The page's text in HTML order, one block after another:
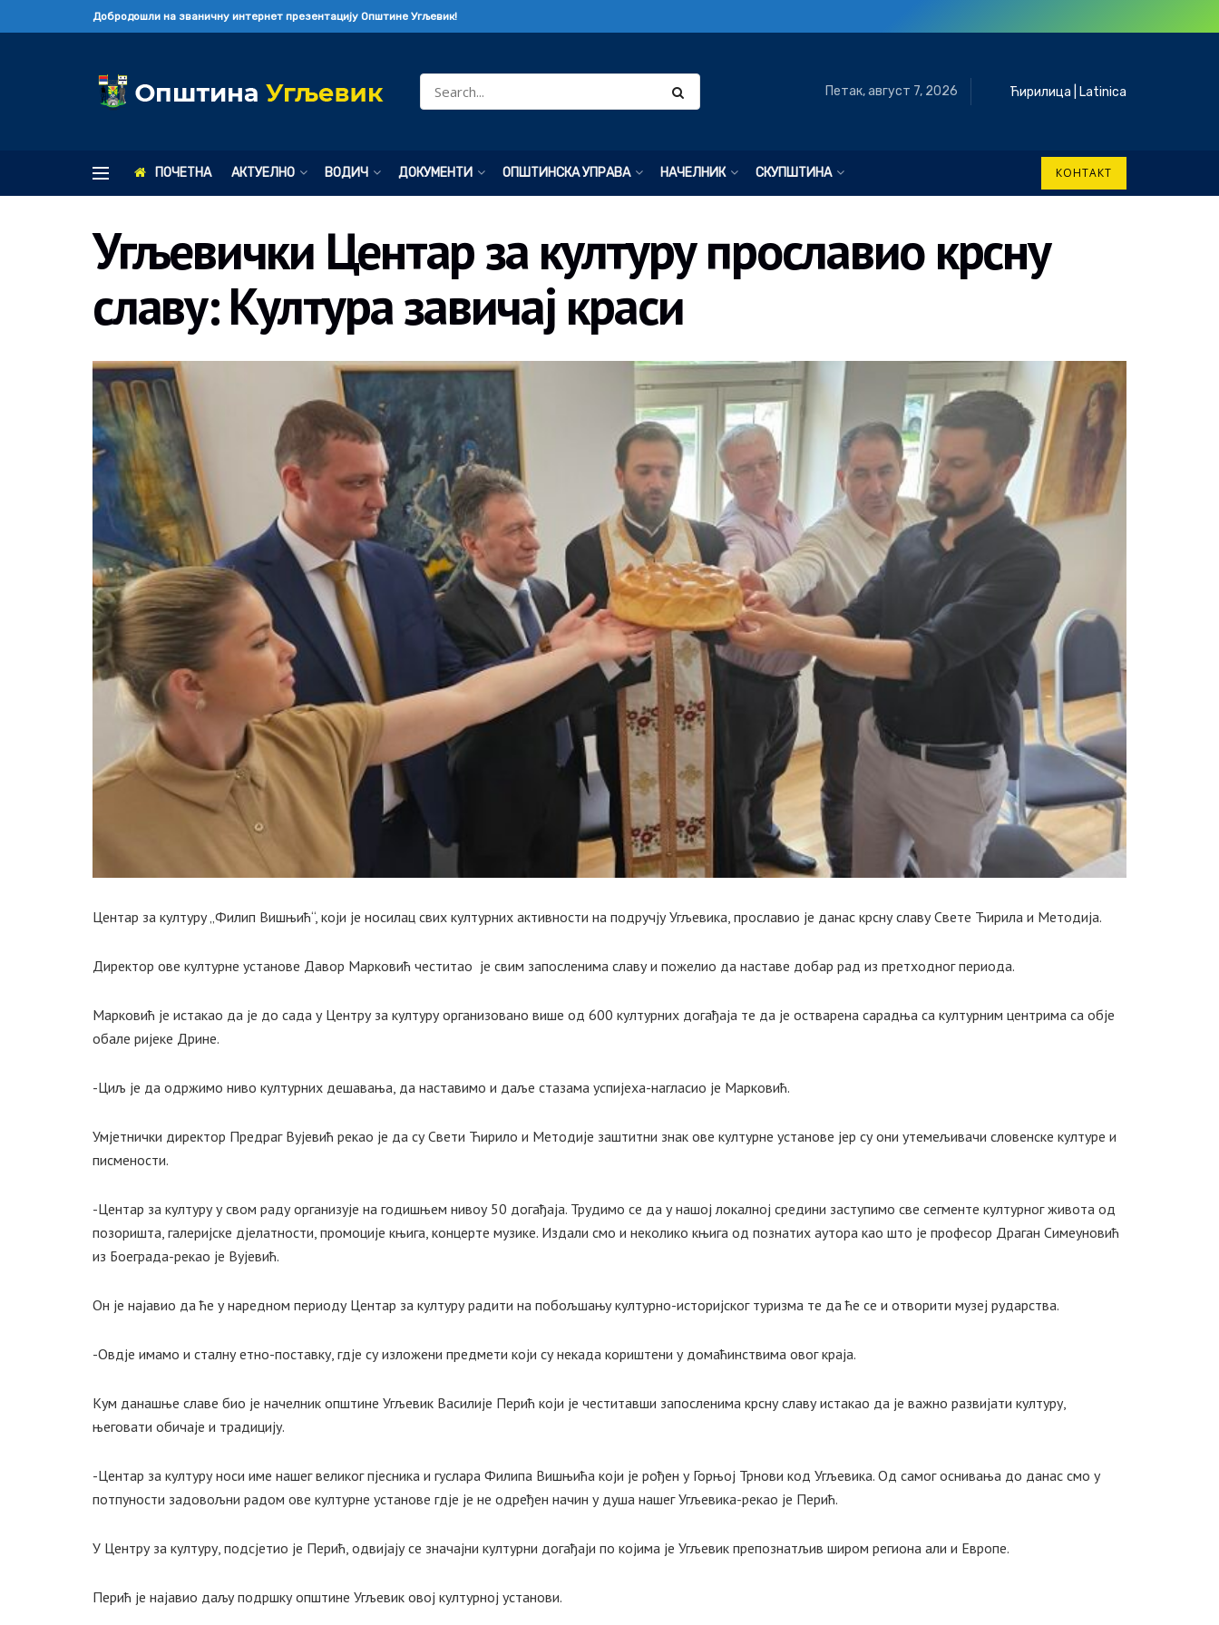
Добродошли на званичну интернет презентацију Општине Угљевик!
Петак, август 7, 2026 Ћирилица Latinica
ПОЧЕТНА АКТУЕЛНО ВОДИЧ ДОКУМЕНТИ ОПШТИНСКА УПРАВА НАЧЕЛНИК СКУПШТИНА КОНТАКТ
Угљевички Центар за културу прославио крсну
славу: Култура завичај краси
Центар за културу „Филип Вишњић“, који је носилац свих културних активности на подручју Угљевика, прославио је данас крсну славу Свете Ћирила и Методија.
Директор ове културне установе Давор Марковић честитао је свим запосленима славу и пожелио да наставе добар рад из претходног периода.
Марковић је истакао да је до сада у Центру за културу организовано више од 600 културних догађаја те да је остварена сарадња са културним центрима са обје
обале ријеке Дрине.
-Циљ је да одржимо ниво културних дешавања, да наставимо и даље стазама успијеха-нагласио је Марковић.
Умјетнички директор Предраг Вујевић рекао је да су Свети Ћирило и Методије заштитни знак ове културне установе јер су они утемељивачи словенске културе и
писмености.
-Центар за културу у свом раду организује на годишњем нивоу 50 догађаја. Трудимо се да у нашој локалној средини заступимо све сегменте културног живота од
позоришта, галеријске дјелатности, промоције књига, концерте музике. Издали смо и неколико књига од познатих аутора као што је професор Драган Симеуновић
из Боеграда-рекао је Вујевић.
Он је најавио да ће у наредном периоду Центар за културу радити на побољшању културно-историјског туризма те да ће се и отворити музеј рударства.
-Овдје имамо и сталну етно-поставку, гдје су изложени предмети који су некада кориштени у домаћинствима овог краја.
Кум данашње славе био је начелник општине Угљевик Василије Перић који је честитавши запосленима крсну славу истакао да је важно развијати културу,
његовати обичаје и традицију.
-Центар за културу носи име нашег великог пјесника и гуслара Филипа Вишњића који је рођен у Горњој Трнови код Угљевика. Од самог оснивања до данас смо у
потпуности задовољни радом ове културне установе гдје је не одређен начин у душа нашег Угљевика-рекао је Перић.
У Центру за културу, подсјетио је Перић, одвијају се значајни културни догађаји по којима је Угљевик препознатљив широм региона али и Европе.
Перић је најавио даљу подршку општине Угљевик овој културној установи.